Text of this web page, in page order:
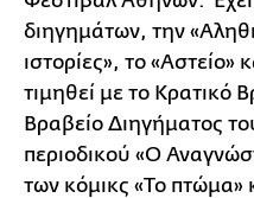
διηγημάτων, την
ιστορίες», το «Αστείο»
τιμηθεί με το Κρατικό
Βραβείο Διηγήματος
περιοδικού «Ο
των κόμικς «Το πτώμα»